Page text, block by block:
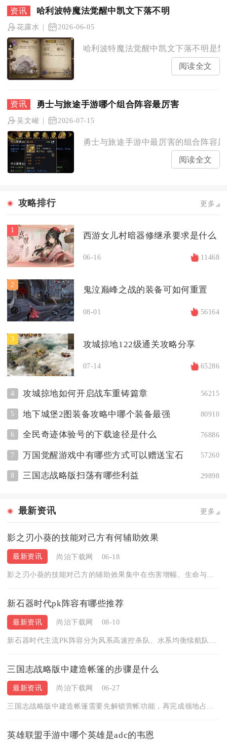
哈利波特魔法觉醒中凯文下落不明
花露水 2026-06-05
哈利波特魔法觉醒中凯文下落不明是
阅读全文
勇士与旅途手游哪个组合阵容最厉害
吴文峻 2026-07-15
勇士与旅途手游中最厉害的组合阵容
阅读全文
攻略排行 更多
1
西游女儿村暗器修继承要求是什么
06-16 11468
2
鬼泣巅峰之战的装备可如何重置
08-01 56164
3
攻城掠地122级通关攻略分享
07-14 65286
4 攻城掠地如何开启战车重铸篇章 56215
5 地下城堡2图装备攻略中哪个装备最强 80910
6 全民奇迹体验号的下载途径是什么 76886
7 万国觉醒游戏中有哪些方式可以赠送宝石 57260
8 三国志战略版扫荡有哪些利益 29898
最新资讯 更多
影之刃小葵的技能对己方有何辅助效果
最新资讯 尚治下载网 06-18
新石器时代pk阵容有哪些推荐
最新资讯 尚治下载网 08-10
三国志战略版中建造帐篷的步骤是什么
最新资讯 尚治下载网 06-27
英雄联盟手游中哪个英雄是adc的韦恩